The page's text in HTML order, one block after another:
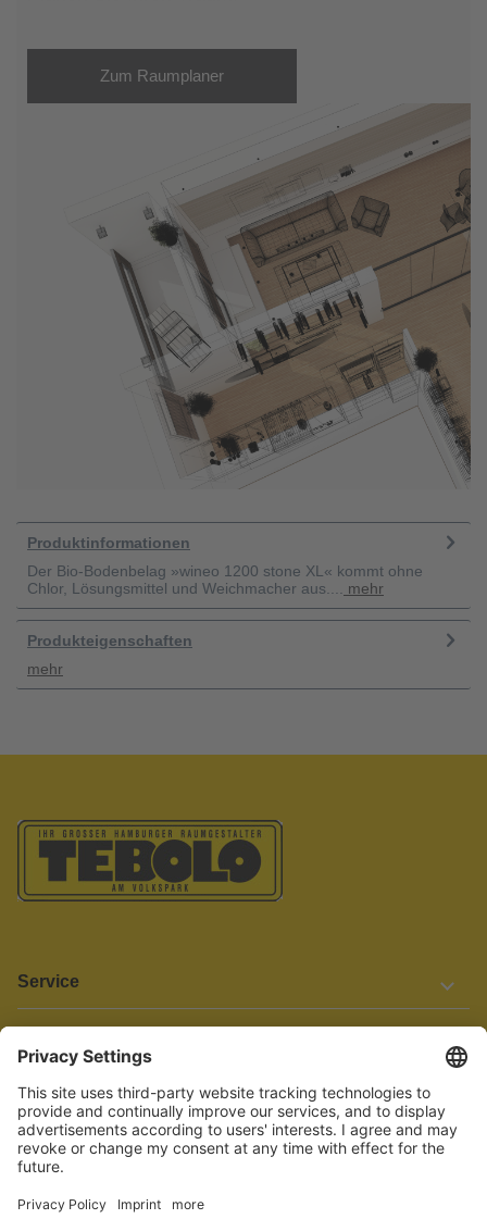
Zum Raumplaner
Produktinformationen
Der Bio-Bodenbelag »wineo 1200 stone XL« kommt ohne
Chlor, Lösungsmittel und Weichmacher aus....
mehr
Produkteigenschaften
mehr
Service
Informationen
Barrierefreiheit
Wir bemühen uns, unsere Website barrierefrei zu gestalten.
Einige Inhalte und Funktionen sind derzeit jedoch noch nicht
vollständig zugänglich. Wenn Sie auf Barrieren stoßen oder Hilfe
benötigen, kontaktieren Sie uns bitte unter service[at]knutzen.de.
Vertrag widerrufen